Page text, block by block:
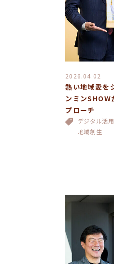
2026.04.02
熱い地域愛を
ンミンSHOW
プローチ
デジタル活用
地域創生